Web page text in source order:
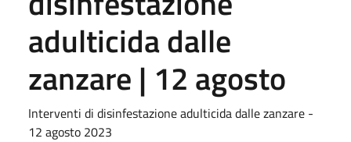
adulticida dalle
zanzare | 12 agosto
Interventi di disinfestazione adulticida dalle zanzare -
12 agosto 2023